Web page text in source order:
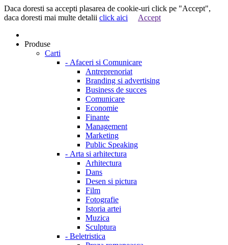
Daca doresti sa accepti plasarea de cookie-uri click pe "Accept",
daca doresti mai multe detalii click aici Accept
Produse
Carti
- Afaceri si Comunicare
Antreprenoriat
Branding si advertising
Business de succes
Comunicare
Economie
Finante
Management
Marketing
Public Speaking
- Arta si arhitectura
Arhitectura
Dans
Desen si pictura
Film
Fotografie
Istoria artei
Muzica
Sculptura
- Beletristica